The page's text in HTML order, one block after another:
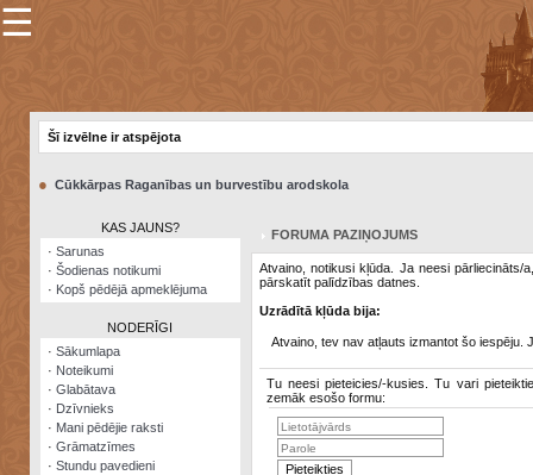
×
Šodienas
notikumi
Visatcera
almanahs
Arhīvs
☰
Šī izvēlne ir atspējota
● Cūkkārpas Raganības un burvestību arodskola
KAS JAUNS?
· Sarunas
· Šodienas notikumi
· Kopš pēdējā apmeklējuma
NODERĪGI
· Sākumlapa
· Noteikumi
· Glabātava
· Dzīvnieks
· Mani pēdējie raksti
· Grāmatzīmes
· Stundu pavedieni
FORUMA PAZIŅOJUMS
Atvaino, notikusi kļūda. Ja neesi pārliecināts/
pārskatīt palīdzības datnes.
Uzrādītā kļūda bija:
Atvaino, tev nav atļauts izmantot šo iespēju.
Tu neesi pieteicies/-kusies. Tu vari
zemāk esošo formu: